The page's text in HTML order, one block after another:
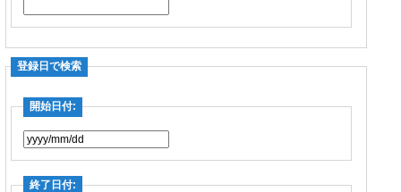
登録日で検索
開始日付:
終了日付: